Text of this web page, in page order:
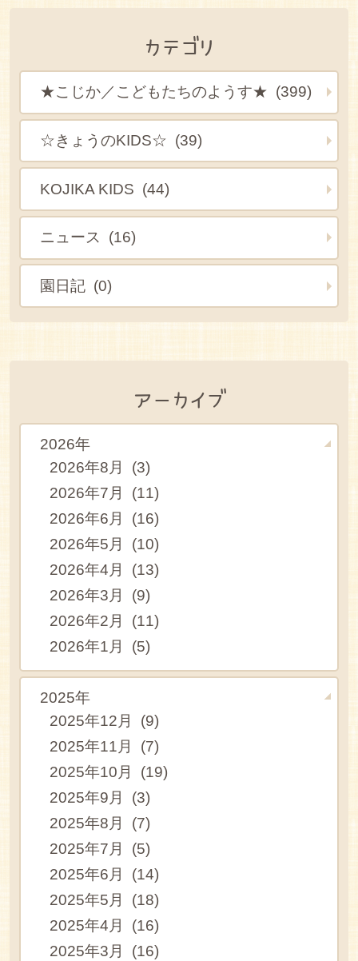
カテゴリ
★こじか／こどもたちのようす★ (399)
☆きょうのKIDS☆ (39)
KOJIKA KIDS (44)
ニュース (16)
園日記 (0)
アーカイブ
2026年
2026年8月 (3)
2026年7月 (11)
2026年6月 (16)
2026年5月 (10)
2026年4月 (13)
2026年3月 (9)
2026年2月 (11)
2026年1月 (5)
2025年
2025年12月 (9)
2025年11月 (7)
2025年10月 (19)
2025年9月 (3)
2025年8月 (7)
2025年7月 (5)
2025年6月 (14)
2025年5月 (18)
2025年4月 (16)
2025年3月 (16)